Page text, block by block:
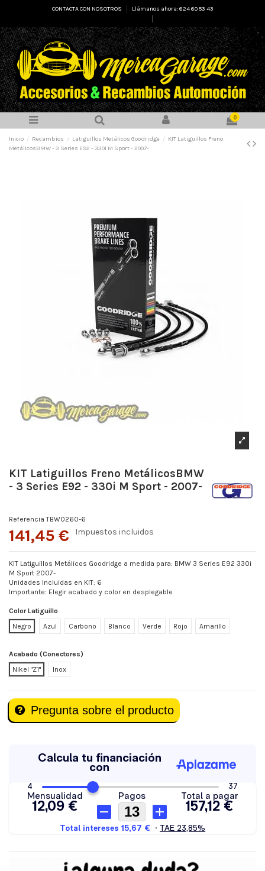
CONTACTA CON NOSOTROS
Llámanos ahora: 624 60 53 43
0
Inicio Recambios Latiguillos Metálicos Goodridge
KIT Latiguillos Freno
MetálicosBMW - 3 Series E92 - 330i M Sport - 2007-
KIT Latiguillos Freno MetálicosBMW
- 3 Series E92 - 330i M Sport - 2007-
Referencia TBW0260-6
141,45 € Impuestos incluidos
KIT Latiguillos Metálicos Goodridge a medida para: BMW 3 Series E92 330i
M Sport 2007-
Unidades Incluidas en KIT: 6
Importante: Elegir acabado y color en desplegable
Color Latiguillo
Negro
Azul Carbono Blanco Verde Rojo Amarillo
Acabado (Conectores)
Nikel "Z1"
Inox
Pregunta sobre el producto